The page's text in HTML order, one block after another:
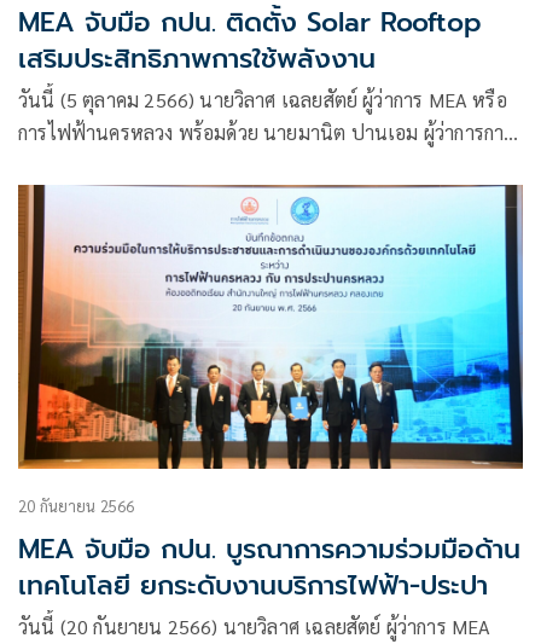
MEA จับมือ กปน. ติดตั้ง Solar Rooftop
เสริมประสิทธิภาพการใช้พลังงาน
วันนี้ (5 ตุลาคม 2566) นายวิลาศ เฉลยสัตย์ ผู้ว่าการ MEA หรือ
การไฟฟ้านครหลวง พร้อมด้วย นายมานิต ปานเอม ผู้ว่าการการ
20 กันยายน 2566
MEA จับมือ กปน. บูรณาการความร่วมมือด้าน
เทคโนโลยี ยกระดับงานบริการไฟฟ้า-ประปา
วันนี้ (20 กันยายน 2566) นายวิลาศ เฉลยสัตย์ ผู้ว่าการ MEA